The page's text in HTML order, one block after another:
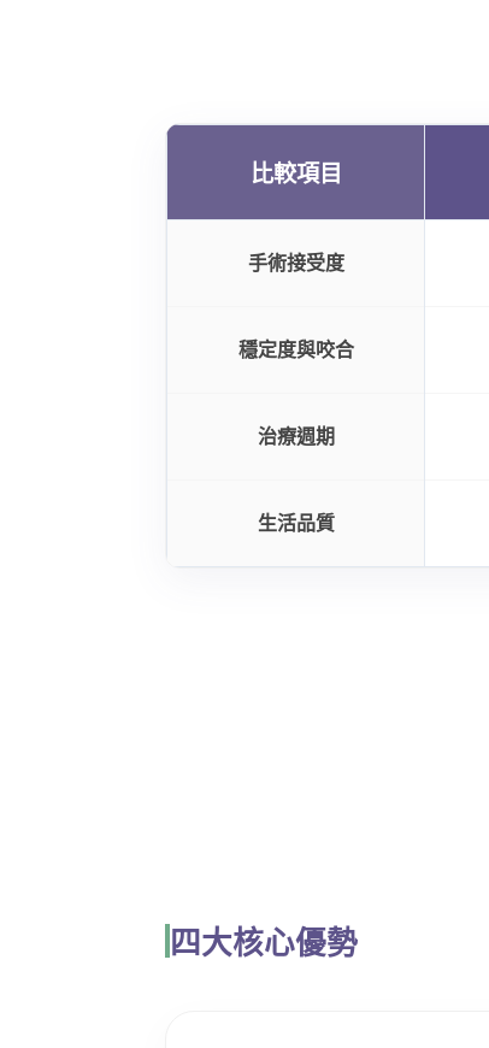
比較項目
手術接受度
穩定度與咬合
治療週期
生活品質
四大核心優勢